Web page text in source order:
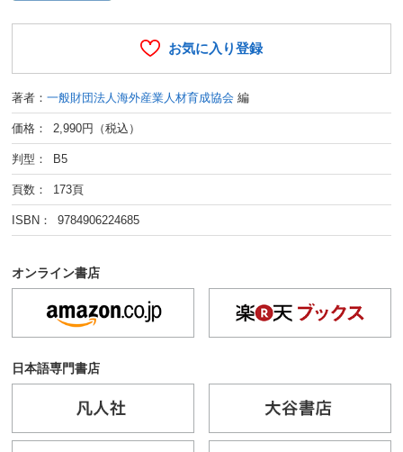
お気に入り登録
著者：一般財団法人海外産業人材育成協会 編
価格： 2,990円（税込）
判型： B5
頁数： 173頁
ISBN： 9784906224685
オンライン書店
日本語専門書店